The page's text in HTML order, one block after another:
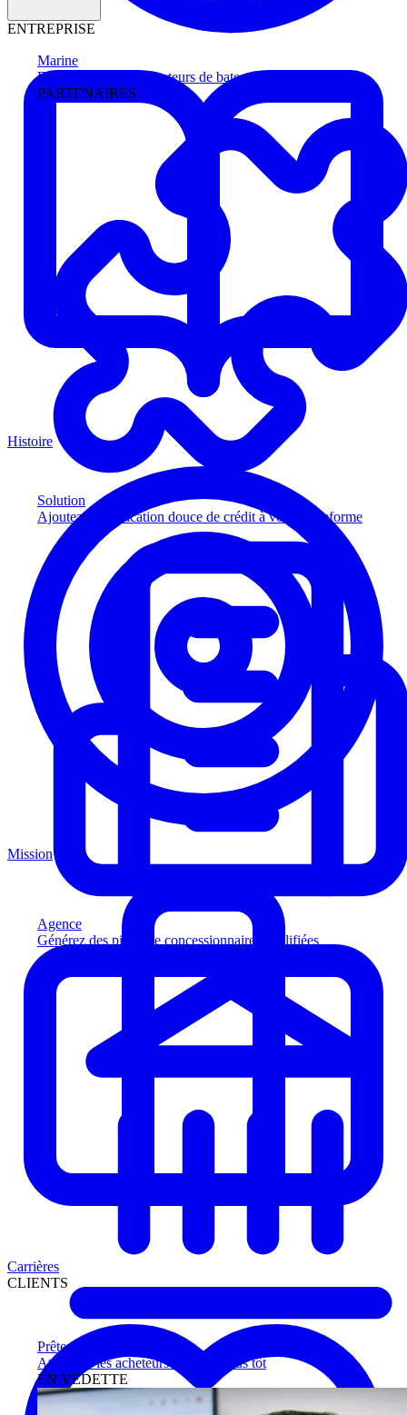
Marine
Faites avancer les acheteurs de bateau
PARTENAIRES
Solution
Ajoutez la vérification douce de crédit à votre plateforme
Agence
Générez des pistes de concessionnaires qualifiées
Prêteurs
Atteignez les acheteurs qualifiés plus tôt
EN VEDETTE
ENTREPRISE
Histoire
Mission
Carrières
CLIENTS